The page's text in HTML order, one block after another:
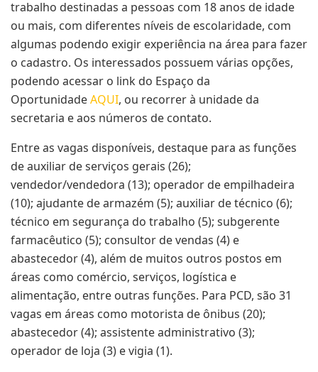
trabalho destinadas a pessoas com 18 anos de idade
ou mais, com diferentes níveis de escolaridade, com
algumas podendo exigir experiência na área para fazer
o cadastro. Os interessados possuem várias opções,
podendo acessar o link do Espaço da
OportunidadeAQUI, ou recorrer à unidade da
secretaria e aos números de contato.
Entre as vagas disponíveis, destaque para as funções
de auxiliar de serviços gerais (26);
vendedor/vendedora (13); operador de empilhadeira
(10); ajudante de armazém (5); auxiliar de técnico (6);
técnico em segurança do trabalho (5); subgerente
farmacêutico (5); consultor de vendas (4) e
abastecedor (4), além de muitos outros postos em
áreas como comércio, serviços, logística e
alimentação, entre outras funções. Para PCD, são 31
vagas em áreas como motorista de ônibus (20);
abastecedor (4); assistente administrativo (3);
operador de loja (3) e vigia (1).